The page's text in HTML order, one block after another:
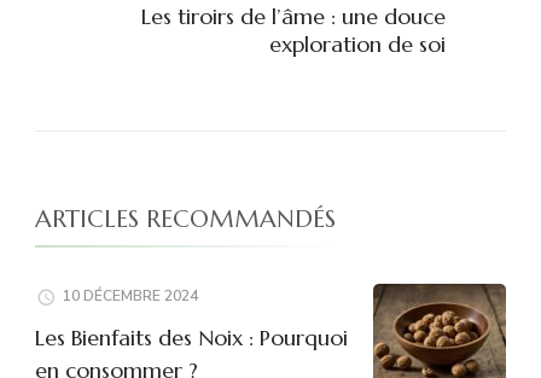
Les tiroirs de l’âme : une douce
exploration de soi
ARTICLES RECOMMANDÉS
10 DÉCEMBRE 2024
Les Bienfaits des Noix : Pourquoi
en consommer ?